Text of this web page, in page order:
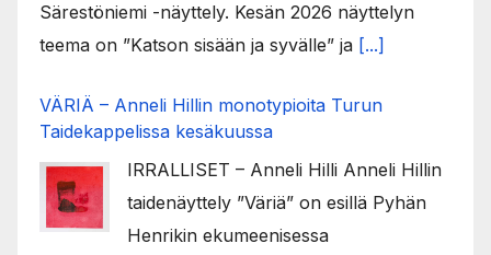
Särestöniemi -näyttely. Kesän 2026 näyttelyn
teema on ”Katson sisään ja syvälle” ja [...]
VÄRIÄ – Anneli Hillin monotypioita Turun
Taidekappelissa kesäkuussa
IRRALLISET – Anneli Hilli Anneli Hillin
taidenäyttely ”Väriä” on esillä Pyhän
Henrikin ekumeenisessa